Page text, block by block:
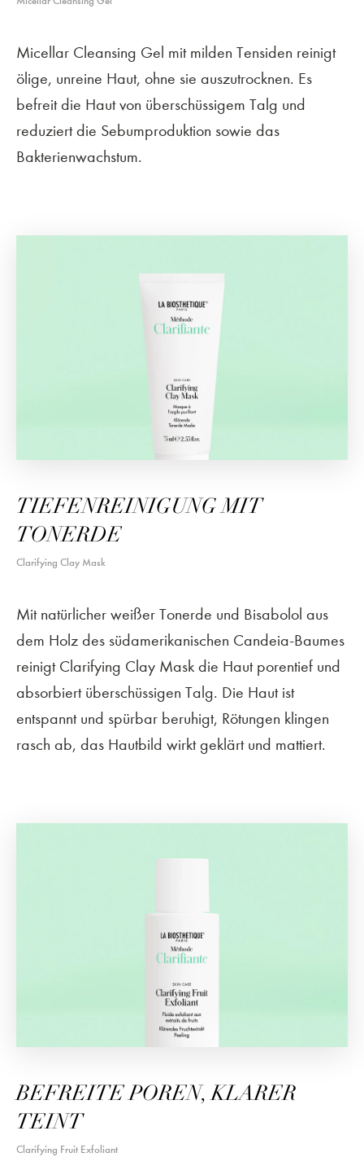
Micellar Cleansing Gel mit milden Tensiden reinigt
ölige, unreine Haut, ohne sie auszutrocknen. Es
befreit die Haut von überschüssigem Talg und
reduziert die Sebumproduktion sowie das
Bakterienwachstum.
TIEFENREINIGUNG MIT
TONERDE
Clarifying Clay Mask
Mit natürlicher weißer Tonerde und Bisabolol aus
dem Holz des südamerikanischen Candeia-Baumes
reinigt Clarifying Clay Mask die Haut porentief und
absorbiert überschüssigen Talg. Die Haut ist
entspannt und spürbar beruhigt, Rötungen klingen
rasch ab, das Hautbild wirkt geklärt und mattiert.
BEFREITE POREN, KLARER
TEINT
Clarifying Fruit Exfoliant